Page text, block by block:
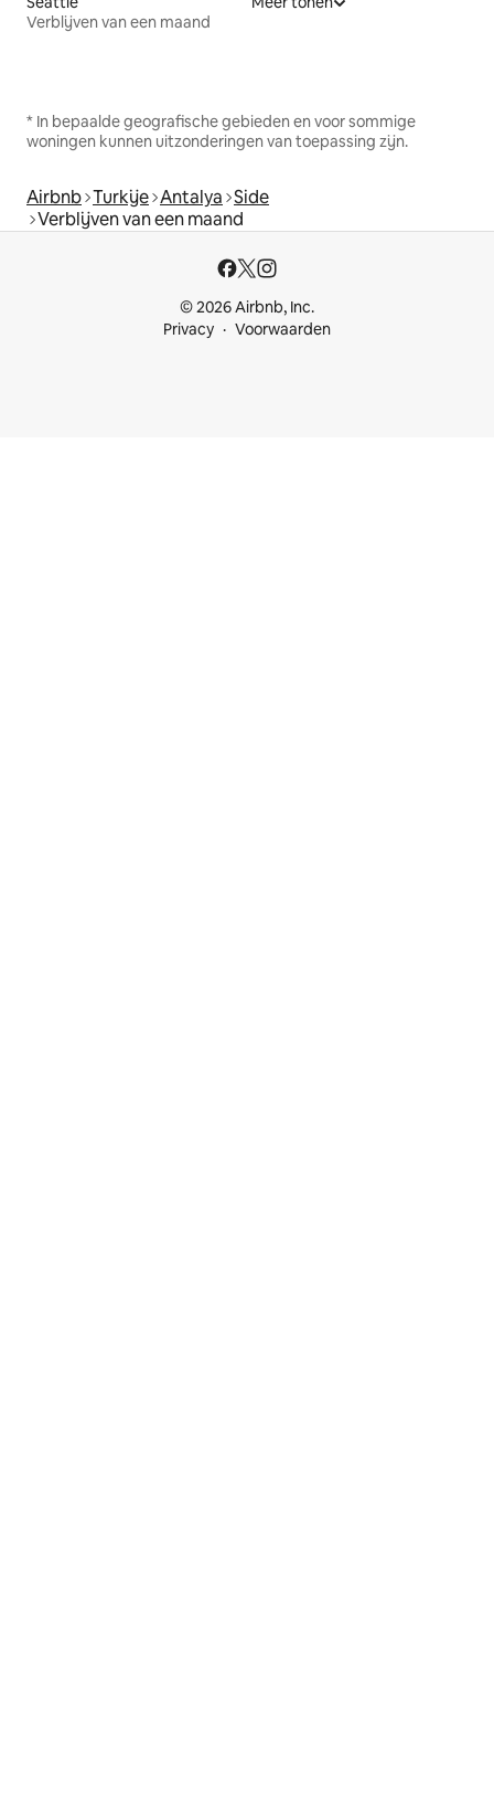
Verblijven van een maand
* In bepaalde geografische gebieden en voor sommige
woningen kunnen uitzonderingen van toepassing zijn.
Airbnb Turkije Antalya Side
Verblijven van een maand
© 2026 Airbnb, Inc.
Privacy
Voorwaarden